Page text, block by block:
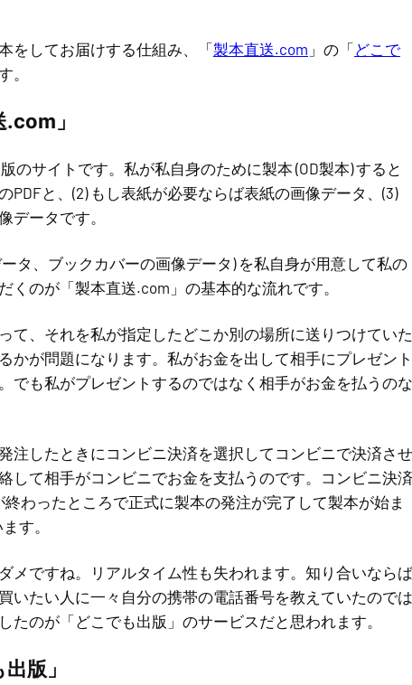
をしてお届けする仕組み、「製本直送.com 」の「どこで
。
」
サイトです。私が私自身のために製本 (OD製本) すると
PDFと、(2) もし表紙が必要ならば表紙の画像データ、(3)
データです。
タ、ブックカバーの画像データ) を私自身が用意して私の
のが「製本直送.com」の基本的な流れです。
て、それを私が指定したどこか別の場所に送りつけていた
かが問題になります。私がお金を出して相手にプレゼント
でも私がプレゼントするのではなく相手がお金を払うのな
注したときにコンビニ決済を選択してコンビニで決済させ
して相手がコンビニでお金を支払うのです。コンビニ決済
わったところで正式に製本の発注が完了して製本が始ま
す。
メですね。リアルタイム性も失われます。知り合いならば
いたい人に一々自分の携帯の電話番号を教えていたのでは
のが「どこでも出版」のサービスだと思われます。
版」